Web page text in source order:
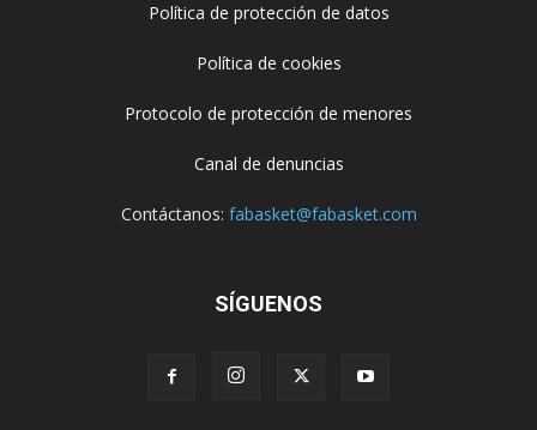
Política de protección de datos
Política de cookies
Protocolo de protección de menores
Canal de denuncias
Contáctanos: fabasket@fabasket.com
SÍGUENOS